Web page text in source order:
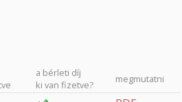
a bérleti díj
ki van fizetve?
megmutatni